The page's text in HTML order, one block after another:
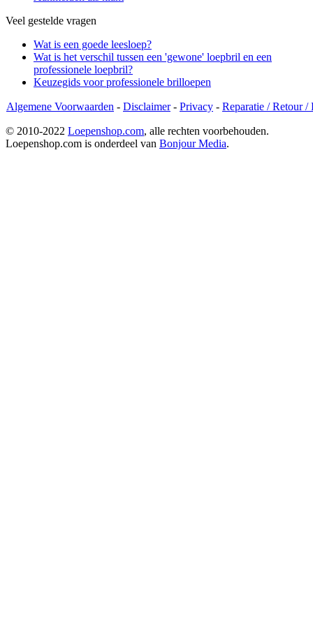
Veel gestelde vragen
Wat is een goede leesloep?
Wat is het verschil tussen een 'gewone' loepbril en een
professionele loepbril?
Keuzegids voor professionele brilloepen
Algemene Voorwaarden - Disclaimer- Privacy - Reparatie / Retour /
© 2010-2022 Loepenshop.com, alle rechten voorbehouden.
Loepenshop.com is onderdeel van Bonjour Media.